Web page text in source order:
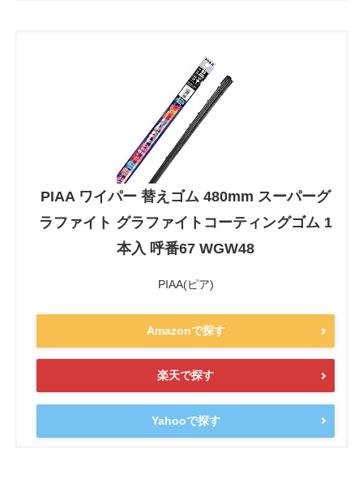
PIAA ワイパー 替えゴム 480mm スーパーグ
ラファイト グラファイトコーティングゴム 1
本入 呼番67 WGW48
PIAA(ピア)
Amazonで探す
楽天で探す
Yahooで探す